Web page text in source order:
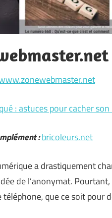
: astuces pour cacher
:bricoleurs.net
a drastiquement
de l’anonymat.
téléphone, que ce soit pour